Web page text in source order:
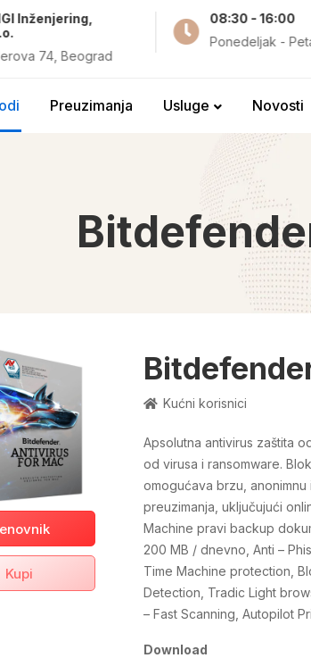
Inženjering,
74, Beograd
08:30 - 16:00
Ponedeljak -
Preuzimanja Usluge Novosti
Kupi
Kućni korisnici
Apsolutna antivirus zaštita
od virusa i ransomware.
omogućava brzu,
preuzimanja, uključujući
Machine pravi backup
200 MB / dnevno, Anti –
Time Machine protection,
Detection, Tradic Light
– Fast Scanning, Autopilot
Download